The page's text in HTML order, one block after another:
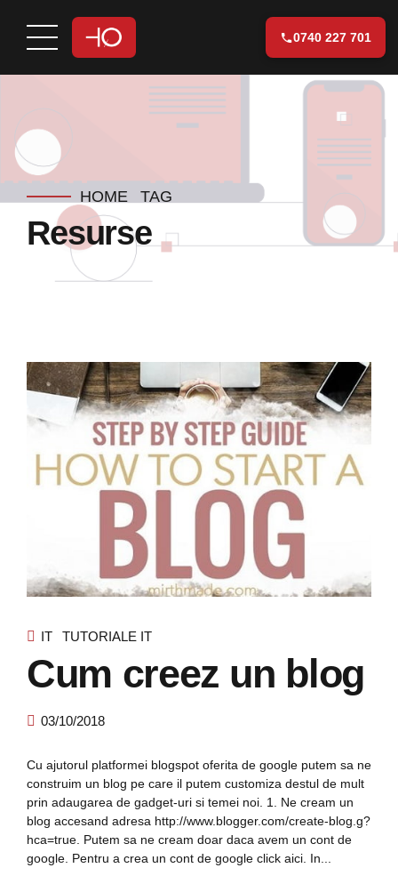
HOME TAG
Resurse
IT TUTORIALE IT
Cum creez un blog
03/10/2018
Cu ajutorul platformei blogspot oferita de google putem sa ne
construim un blog pe care il putem customiza destul de mult
prin adaugarea de gadget-uri si temei noi. 1. Ne cream un
blog accesand adresa http://www.blogger.com/create-blog.g?
hca=true. Putem sa ne cream doar daca avem un cont de
google. Pentru a crea un cont de google click aici. In...
0740 227 701